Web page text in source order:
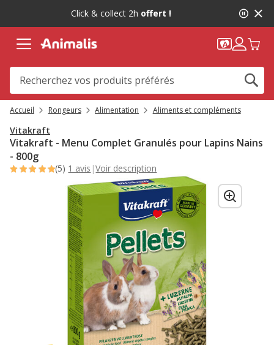
message,
Click & collect 2h offert !
Accueil Rongeurs Alimentation Aliments et compléments
Vitakraft
Vitakraft - Menu Complet Granulés pour Lapins Nains
- 800g
(5) 1 avis |Voir description